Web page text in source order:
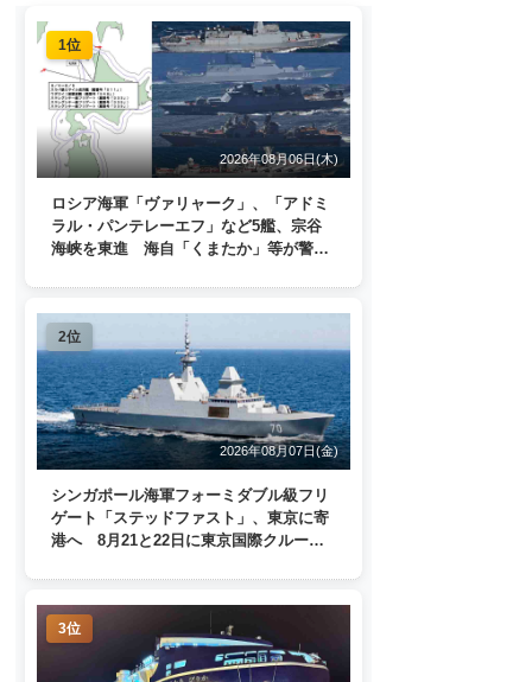
1位
2026年08月06日(木)
ロシア海軍「ヴァリャーク」、「アドミ
ラル・パンテレーエフ」など5艦、宗谷
海峡を東進 海自「くまたか」等が警戒
2位
2026年08月07日(金)
シンガポール海軍フォーミダブル級フリ
ゲート「ステッドファスト」、東京に寄
港へ 8月21と22日に東京国際クルーズ
3位